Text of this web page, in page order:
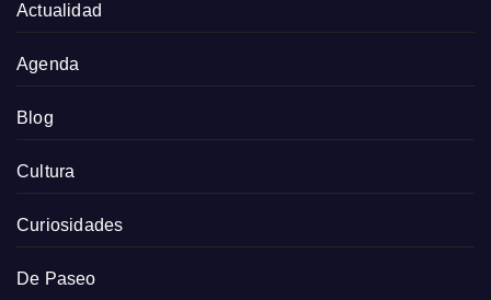
Actualidad
Agenda
Blog
Cultura
Curiosidades
De Paseo